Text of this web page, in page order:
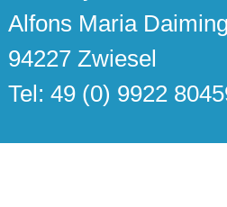
Alfons Maria
94227 Zwiesel
Tel: 49 (0) 9922